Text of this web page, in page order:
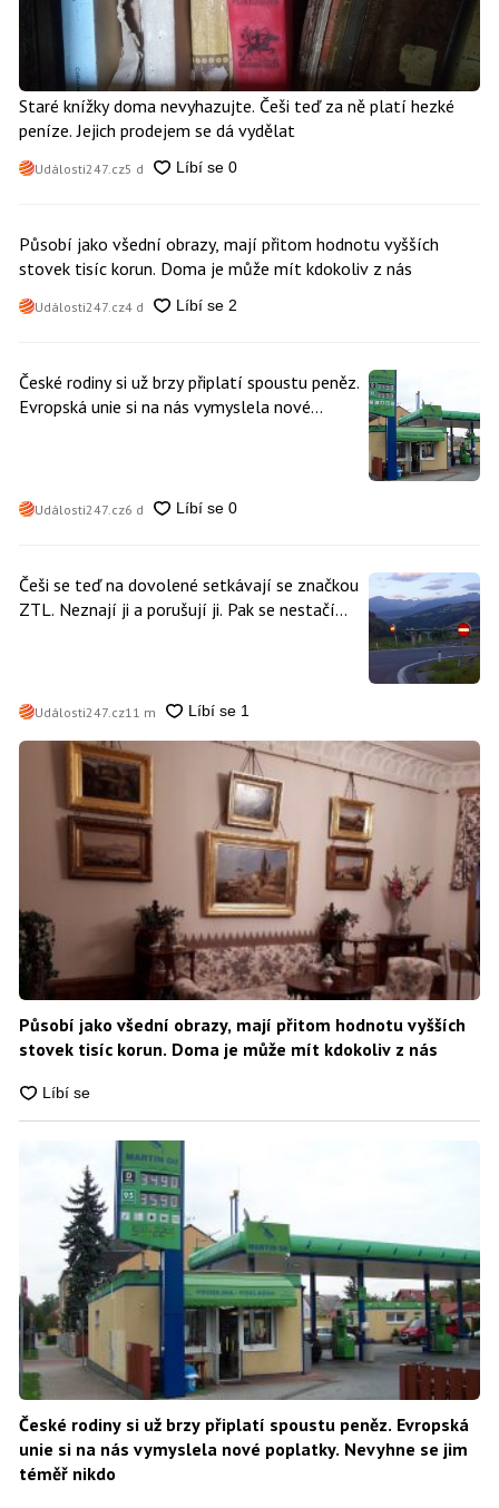
Staré knížky doma nevyhazujte. Češi teď za ně platí hezké
peníze. Jejich prodejem se dá vydělat
Události247.cz5 d
Působí jako všední obrazy, mají přitom hodnotu vyšších
stovek tisíc korun. Doma je může mít kdokoliv z nás
Události247.cz4 d
České rodiny si už brzy připlatí spoustu peněz.
Evropská unie si na nás vymyslela nové
Události247.cz6 d
Češi se teď na dovolené setkávají se značkou
ZTL. Neznají ji a porušují ji. Pak se nestačí
Události247.cz11 m
Působí jako všední obrazy, mají přitom hodnotu vyšších
stovek tisíc korun. Doma je může mít kdokoliv z nás
České rodiny si už brzy připlatí spoustu peněz. Evropská
unie si na nás vymyslela nové poplatky. Nevyhne se jim
téměř nikdo